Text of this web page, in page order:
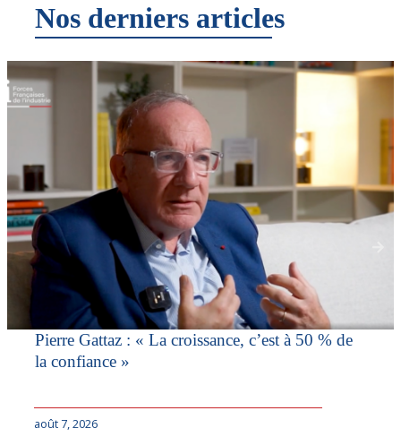
Nos derniers articles
Pierre Gattaz : « La croissance, c’est à 50 % de
la confiance »
août 7, 2026